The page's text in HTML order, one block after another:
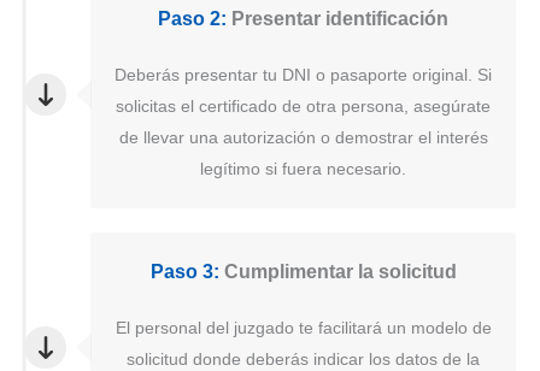
Paso 2: Presentar identificación
Deberás presentar tu DNI o pasaporte original. Si
solicitas el certificado de otra persona, asegúrate
de llevar una autorización o demostrar el interés
legítimo si fuera necesario.
Paso 3: Cumplimentar la solicitud
El personal del juzgado te facilitará un modelo de
solicitud donde deberás indicar los datos de la